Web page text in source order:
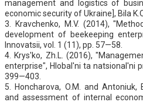
management and logistics of
economic security of Ukraine], Bila
3. Kravchenko, M.V. (2014),
development of beekeeping
Innovatsii, vol. 1 (11), pp. 57—58.
4. Krys'ko, Zh.L. (2016),
enterprise", Hlobal'ni ta natsional'ni
399—403.
5. Honcharova, O.M. and Antoniuk,
and assessment of internal